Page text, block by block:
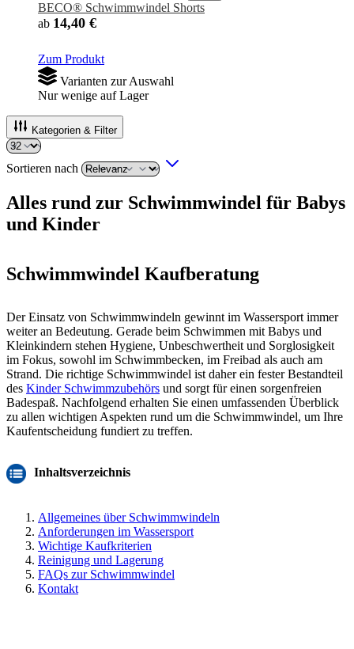
BECO® Schwimmwindel Shorts
ab 14,40 €
Zum Produkt
Varianten zur Auswahl
Nur wenige auf Lager
Kategorien & Filter
Sortieren nach
Alles rund zur Schwimmwindel für Babys
und Kinder
Schwimmwindel Kaufberatung
Der Einsatz von Schwimmwindeln gewinnt im Wassersport immer
weiter an Bedeutung. Gerade beim Schwimmen mit Babys und
Kleinkindern stehen Hygiene, Unbeschwertheit und Sorglosigkeit
im Fokus, sowohl im Schwimmbecken, im Freibad als auch am
Strand. Die richtige Schwimmwindel ist daher ein fester Bestandteil
des Kinder Schwimmzubehörs und sorgt für einen sorgenfreien
Badespaß. Nachfolgend erhalten Sie einen umfassenden Überblick
zu allen wichtigen Aspekten rund um die Schwimmwindel, um Ihre
Kaufentscheidung fundiert zu treffen.
Inhaltsverzeichnis
Allgemeines über Schwimmwindeln
Anforderungen im Wassersport
Wichtige Kaufkriterien
Reinigung und Lagerung
FAQs zur Schwimmwindel
Kontakt